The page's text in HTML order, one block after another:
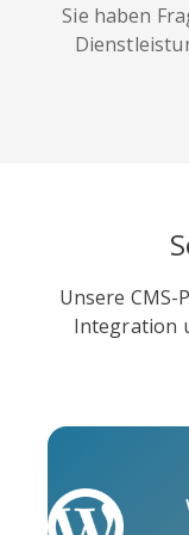
Sie haben
Unsere
Integration